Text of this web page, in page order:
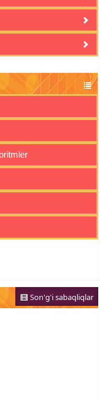
Son'g'i sabaqliqlar